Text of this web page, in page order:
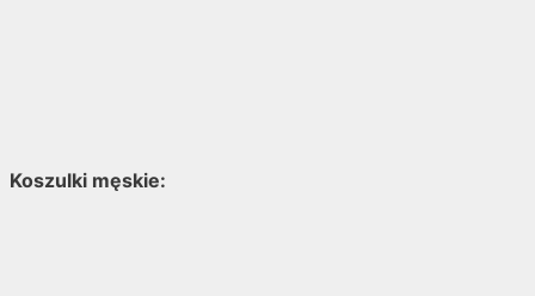
Koszulki męskie: